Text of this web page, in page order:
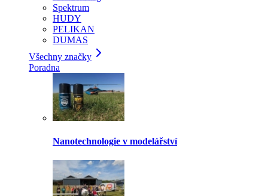
Spektrum
HUDY
PELIKAN
DUMAS
Všechny značky
Poradna
Nanotechnologie v modelářství